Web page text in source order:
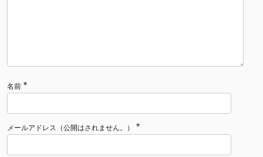
名前 *
メールアドレス（公開はされません。） *